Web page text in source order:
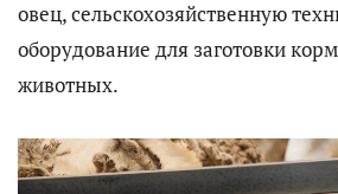
овец, сельскохозяйственную
оборудование для заготовки
животных.